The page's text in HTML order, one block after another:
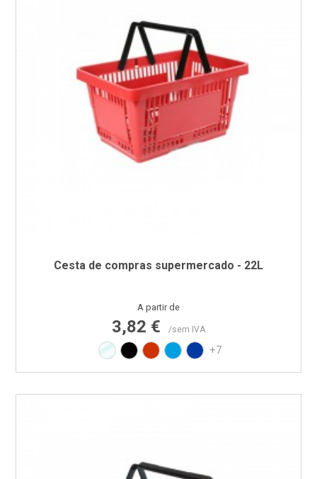
Cesta de compras supermercado - 22L
Preço
A partir de
3,82 € /sem IVA
Transparente
Preto Vermelho RAL3020
Azul PAN 299C
Azul PAN 293C
+7